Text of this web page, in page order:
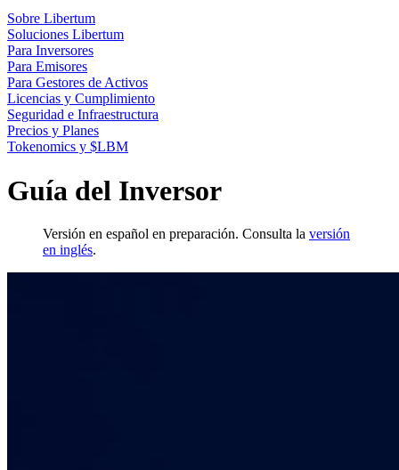
Sobre Libertum
Soluciones Libertum
Para Inversores
Para Emisores
Para Gestores de Activos
Licencias y Cumplimiento
Seguridad e Infraestructura
Precios y Planes
Tokenomics y $LBM
Guía del Inversor
Versión en español en preparación. Consulta la versión
en inglés.